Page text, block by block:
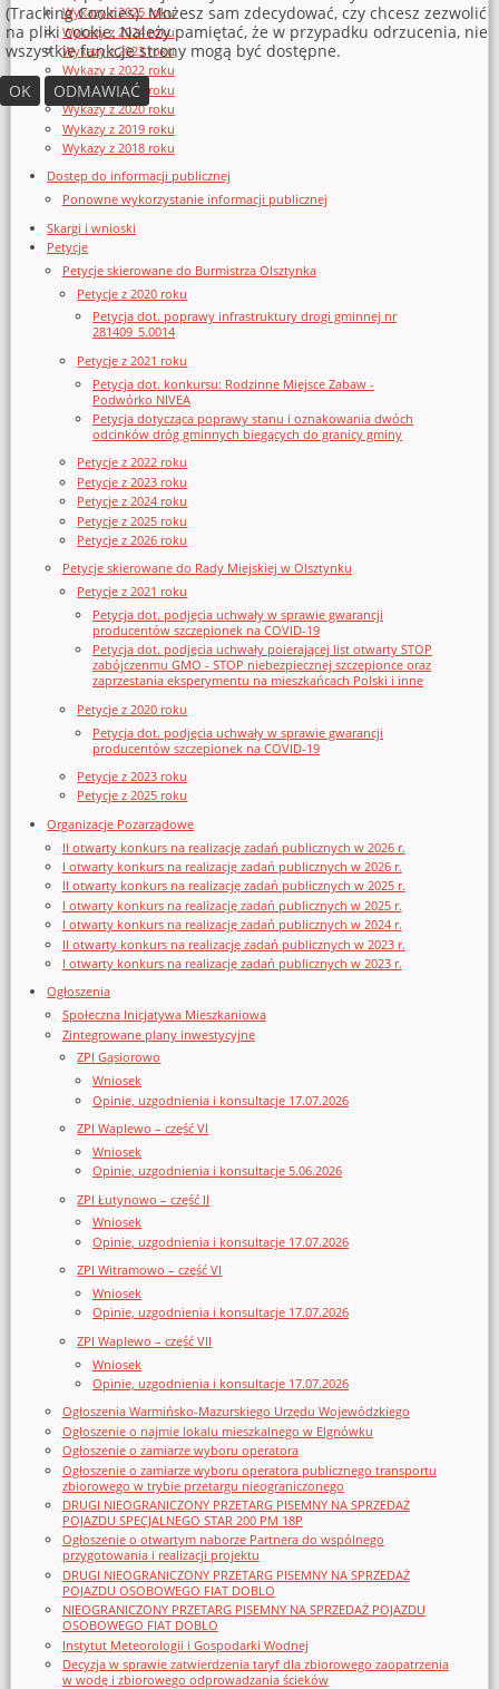
Wykazy z 2025 roku
Wykazy z 2024 roku
Wykazy z 2023 roku
Wykazy z 2022 roku
Wykazy z 2021 roku
Wykazy z 2020 roku
Wykazy z 2019 roku
Wykazy z 2018 roku
Dostęp do informacji publicznej
Ponowne wykorzystanie informacji publicznej
Skargi i wnioski
Petycje
Petycje skierowane do Burmistrza Olsztynka
Petycje z 2020 roku
Petycja dot. poprawy infrastruktury drogi gminnej nr
281409_5.0014
Petycje z 2021 roku
Petycja dot. konkursu: Rodzinne Miejsce Zabaw -
Podwórko NIVEA
Petycja dotycząca poprawy stanu i oznakowania dwóch
odcinków dróg gminnych biegących do granicy gminy
Petycje z 2022 roku
Petycje z 2023 roku
Petycje z 2024 roku
Petycje z 2025 roku
Petycje z 2026 roku
Petycje skierowane do Rady Miejskiej w Olsztynku
Petycje z 2021 roku
Petycja dot. podjęcia uchwały w sprawie gwarancji
producentów szczepionek na COVID-19
Petycja dot. podjęcia uchwały poierającej list otwarty STOP
zabójczenmu GMO - STOP niebezpiecznej szczepionce oraz
zaprzestania eksperymentu na mieszkańcach Polski i inne
Petycje z 2020 roku
Petycja dot. podjęcia uchwały w sprawie gwarancji
producentów szczepionek na COVID-19
Petycje z 2023 roku
Petycje z 2025 roku
Organizacje Pozarządowe
II otwarty konkurs na realizację zadań publicznych w 2026 r.
I otwarty konkurs na realizację zadań publicznych w 2026 r.
II otwarty konkurs na realizację zadań publicznych w 2025 r.
I otwarty konkurs na realizację zadań publicznych w 2025 r.
I otwarty konkurs na realizację zadań publicznych w 2024 r.
II otwarty konkurs na realizację zadań publicznych w 2023 r.
I otwarty konkurs na realizację zadań publicznych w 2023 r.
Ogłoszenia
Społeczna Inicjatywa Mieszkaniowa
Zintegrowane plany inwestycyjne
ZPI Gąsiorowo
Wniosek
Opinie, uzgodnienia i konsultacje 17.07.2026
ZPI Waplewo – część VI
Wniosek
Opinie, uzgodnienia i konsultacje 5.06.2026
ZPI Łutynowo – część II
Wniosek
Opinie, uzgodnienia i konsultacje 17.07.2026
ZPI Witramowo – część VI
Wniosek
Opinie, uzgodnienia i konsultacje 17.07.2026
ZPI Waplewo – część VII
Wniosek
Opinie, uzgodnienia i konsultacje 17.07.2026
Ogłoszenia Warmińsko-Mazurskiego Urzędu Wojewódzkiego
Ogłoszenie o najmie lokalu mieszkalnego w Elgnówku
Ogłoszenie o zamiarze wyboru operatora
Ogłoszenie o zamiarze wyboru operatora publicznego transportu
zbiorowego w trybie przetargu nieograniczonego
DRUGI NIEOGRANICZONY PRZETARG PISEMNY NA SPRZEDAŻ
POJAZDU SPECJALNEGO STAR 200 PM 18P
Ogłoszenie o otwartym naborze Partnera do wspólnego
przygotowania i realizacji projektu
DRUGI NIEOGRANICZONY PRZETARG PISEMNY NA SPRZEDAŻ
POJAZDU OSOBOWEGO FIAT DOBLO
NIEOGRANICZONY PRZETARG PISEMNY NA SPRZEDAŻ POJAZDU
OSOBOWEGO FIAT DOBLO
Instytut Meteorologii i Gospodarki Wodnej
Decyzja w sprawie zatwierdzenia taryf dla zbiorowego zaopatrzenia
w wodę i zbiorowego odprowadzania ścieków
(Tracking Cookies). Możesz sam zdecydować, czy chcesz zezwolić
na pliki cookie. Należy pamiętać, że w przypadku odrzucenia, nie
wszystkie funkcje strony mogą być dostępne.
OK
ODMAWIAĆ